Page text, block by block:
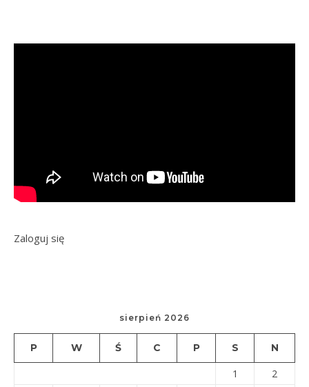
Zaloguj się
sierpień 2026
P W Ś C P S N
1
2